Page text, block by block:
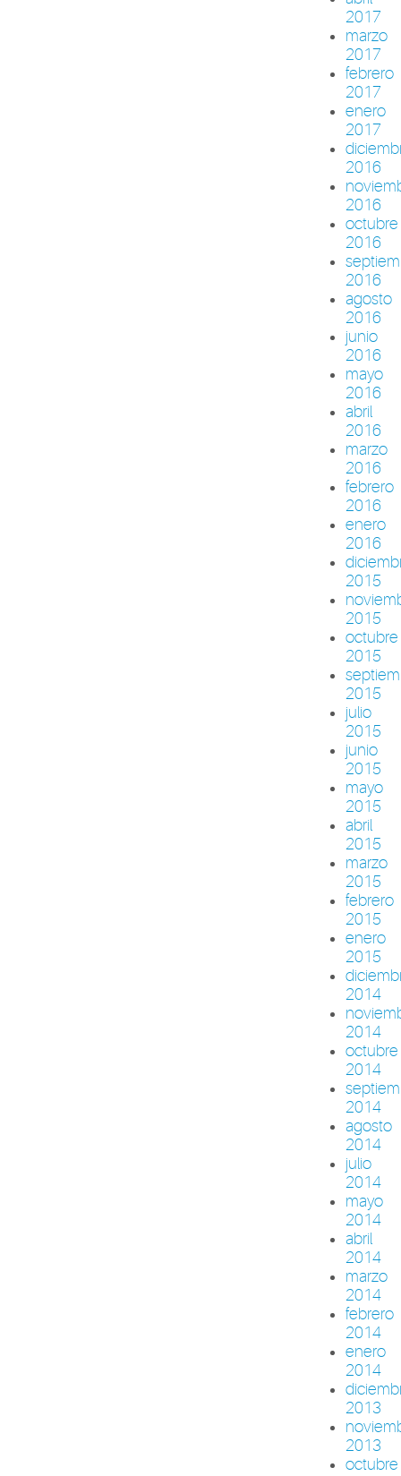
2017
marzo
2017
febrero
2017
enero
2017
2016
2016
octubre
2016
2016
agosto
2016
junio
2016
mayo
2016
abril
2016
marzo
2016
febrero
2016
enero
2016
2015
2015
octubre
2015
2015
julio
2015
junio
2015
mayo
2015
abril
2015
marzo
2015
febrero
2015
enero
2015
2014
2014
octubre
2014
2014
agosto
2014
julio
2014
mayo
2014
abril
2014
marzo
2014
febrero
2014
enero
2014
2013
2013
octubre